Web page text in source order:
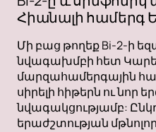
Հիանալի համերգ
Մի բաց թողեք Bi-2-ի
նվագախմբի հետ
մարզահամերգային
սիրելի հիթերն ու նոր
նվագակցությամբ:
երաժշտության